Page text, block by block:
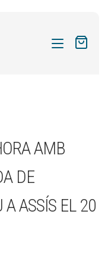
menú
AMB
DE
A ASSÍS EL 20